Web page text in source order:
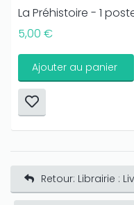
- 1 poster
au panier
Retour: Librairie :